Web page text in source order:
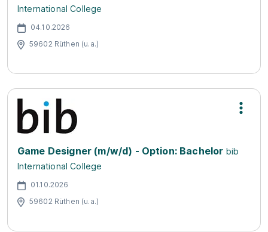
International College
04.10.2026
59602 Rüthen (u.a.)
Game Designer (m/w/d) - Option: Bachelor bib
International College
01.10.2026
59602 Rüthen (u.a.)